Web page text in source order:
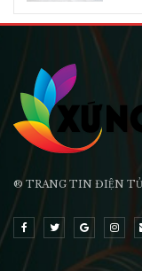
® TRANG TIN ĐIỆN TỬ